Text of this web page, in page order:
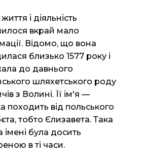
і діяльність
вкрай мало
Відомо, що вона
близько 1577 року і
до давнього
шляхетського роду
з Волині. Її ім'я —
походить від польського
тобто Єлизавета. Така
була досить
в ті часи.